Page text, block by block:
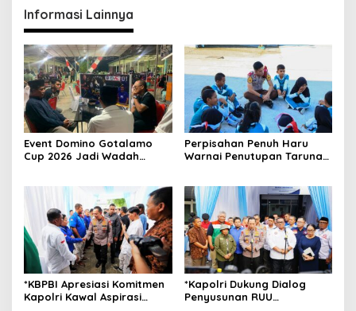
Informasi Lainnya
Event Domino Gotalamo
Cup 2026 Jadi Wadah
Morotai
Perpisahan Penuh Haru
Warnai Penutupan Taruna
*KBPBI Apresiasi Komitmen
Kapolri Kawal Aspirasi
*Kapolri Dukung Dialog
Penyusunan RUU